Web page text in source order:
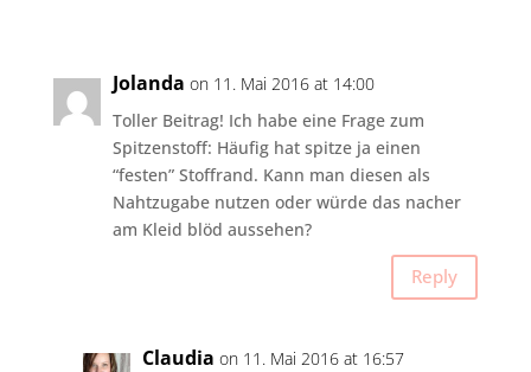
Jolanda on 11. Mai 2016 at 14:00
Toller Beitrag! Ich habe eine Frage zum
Spitzenstoff: Häufig hat spitze ja einen
“festen” Stoffrand. Kann man diesen als
Nahtzugabe nutzen oder würde das nacher
am Kleid blöd aussehen?
Reply
Claudia on 11. Mai 2016 at 16:57